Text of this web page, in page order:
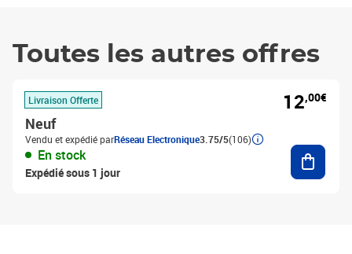
Toutes les autres offres
Livraison Offerte
Neuf
Vendu et expédié parRéseau Electronique3.75/5(106)
En stock
Expédié sous 1 jour
12,00€